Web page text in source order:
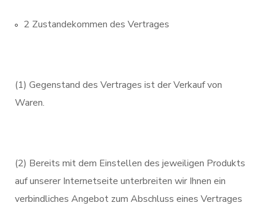
2 Zustandekommen des Vertrages
(1) Gegenstand des Vertrages ist der Verkauf von
Waren.
(2) Bereits mit dem Einstellen des jeweiligen Produkts
auf unserer Internetseite unterbreiten wir Ihnen ein
verbindliches Angebot zum Abschluss eines Vertrages